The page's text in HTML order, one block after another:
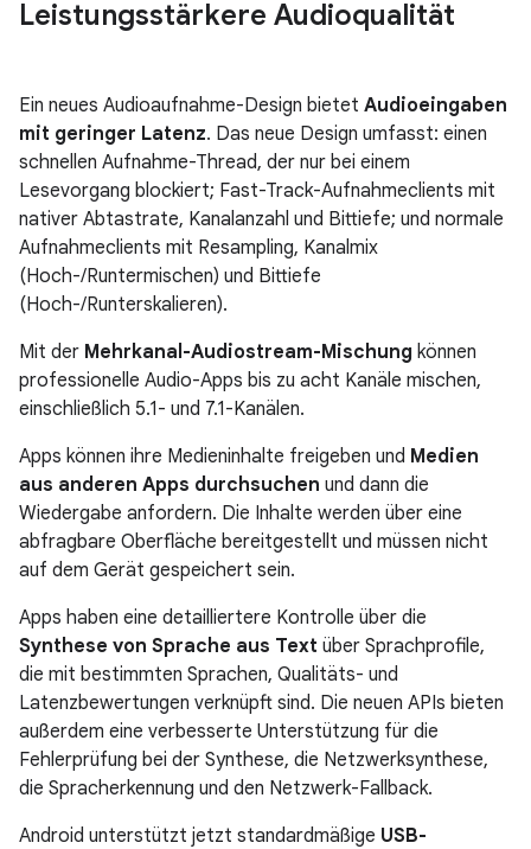
Leistungsstärkere Audioqualität
Ein neues Audioaufnahme-Design bietet Audioeingaben
mit geringer Latenz. Das neue Design umfasst: einen
schnellen Aufnahme-Thread, der nur bei einem
Lesevorgang blockiert; Fast-Track-Aufnahmeclients mit
nativer Abtastrate, Kanalanzahl und Bittiefe; und normale
Aufnahmeclients mit Resampling, Kanalmix
(Hoch-/Runtermischen) und Bittiefe
(Hoch-/Runterskalieren).
Mit der Mehrkanal-Audiostream-Mischung können
professionelle Audio-Apps bis zu acht Kanäle mischen,
einschließlich 5.1- und 7.1-Kanälen.
Apps können ihre Medieninhalte freigeben und Medien
aus anderen Apps durchsuchen und dann die
Wiedergabe anfordern. Die Inhalte werden über eine
abfragbare Oberfläche bereitgestellt und müssen nicht
auf dem Gerät gespeichert sein.
Apps haben eine detailliertere Kontrolle über die
Synthese von Sprache aus Text über Sprachprofile,
die mit bestimmten Sprachen, Qualitäts- und
Latenzbewertungen verknüpft sind. Die neuen APIs bieten
außerdem eine verbesserte Unterstützung für die
Fehlerprüfung bei der Synthese, die Netzwerksynthese,
die Spracherkennung und den Netzwerk-Fallback.
Android unterstützt jetzt standardmäßige USB-